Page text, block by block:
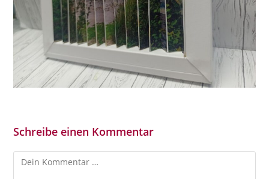
Schreibe einen Kommentar
Kommentar